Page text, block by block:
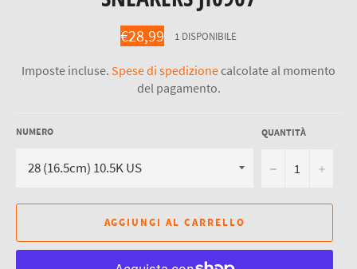
Prezzo
di
€28,99 1 DISPONIBILE
Imposte incluse. Spese di spedizionecalcolate al momento
del pagamento.
NUMERO QUANTITÀ
− +
AGGIUNGI AL CARRELLO